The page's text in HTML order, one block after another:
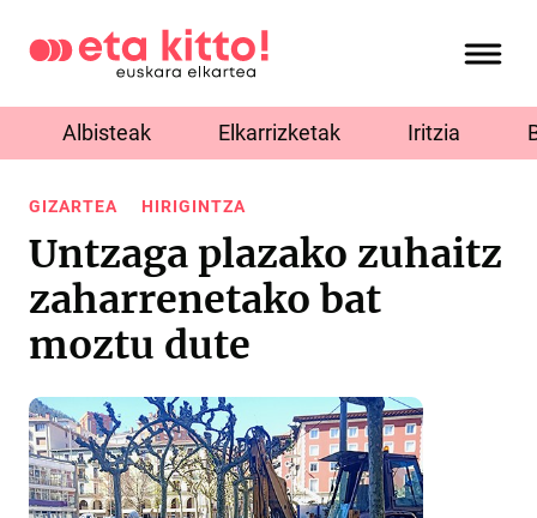
Albisteak Elkarrizketak Iritzia
GIZARTEA HIRIGINTZA
Untzaga plazako zuhaitz
zaharrenetako bat
moztu dute